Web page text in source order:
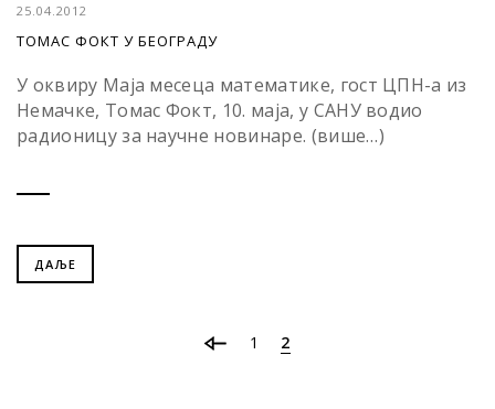
25.04.2012
ТОМАС ФОКТ У БЕОГРАДУ
У оквиру Маја месеца математике, гост ЦПН-а из
Немачке, Томас Фокт, 10. маја, у САНУ водио
радионицу за научне новинаре. (више…)
ДАЉЕ
1 2